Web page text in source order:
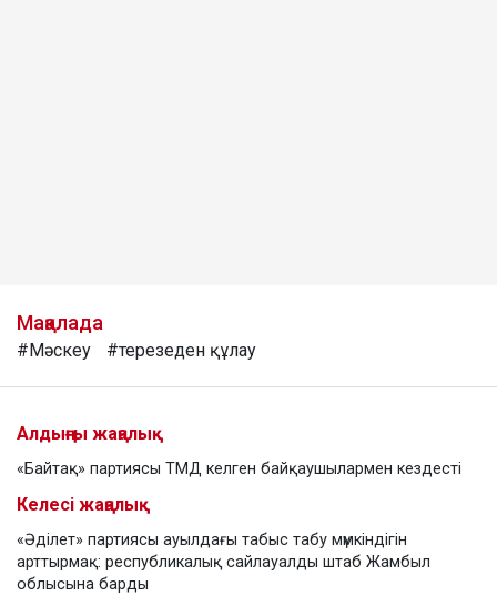
Мақалада
#Мәскеу #терезеден құлау
Алдыңғы жаңалық
«Байтақ» партиясы ТМД келген байқаушылармен кездесті
Келесі жаңалық
«Әділет» партиясы ауылдағы табыс табу мүмкіндігін
арттырмақ: республикалық сайлауалды штаб Жамбыл
облысына барды